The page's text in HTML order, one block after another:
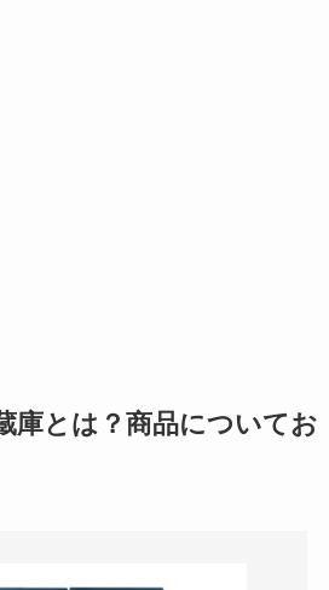
庫とは？商品についてお